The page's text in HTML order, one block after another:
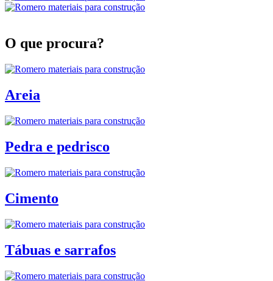
O que procura?
Areia
Pedra e pedrisco
Cimento
Tábuas e sarrafos